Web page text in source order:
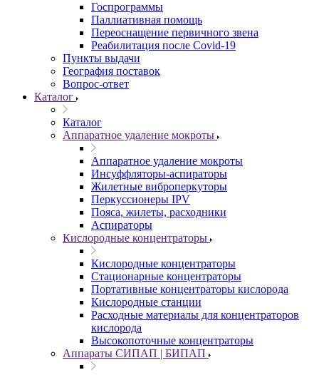
Госпрограммы
Паллиативная помощь
Переоснащение первичного звена
Реабилитация после Covid-19
Пункты выдачи
География поставок
Вопрос-ответ
Каталог
Каталог
Аппаратное удаление мокроты
Аппаратное удаление мокроты
Инсуффляторы-аспираторы
Жилетные виброперкуторы
Перкуссионеры IPV
Пояса, жилеты, расходники
Аспираторы
Кислородные концентраторы
Кислородные концентраторы
Стационарные концентраторы
Портативные концентраторы кислорода
Кислородные станции
Расходные материалы для концентраторов
кислорода
Высокопоточные концентраторы
Аппараты СИПАП | БИПАП